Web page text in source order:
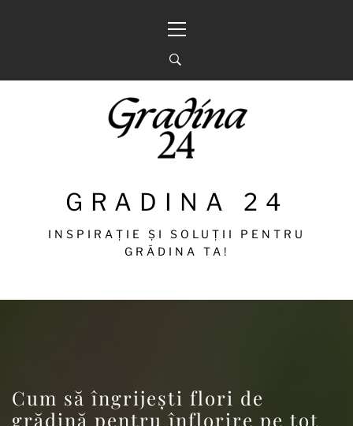
principal
GRADINA 24
INSPIRAȚIE ȘI SOLUȚII PENTRU
GRĂDINA TA!
Cum să îngrijești flori de
grădină pentru înflorire pe tot